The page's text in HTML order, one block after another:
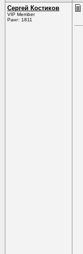
Сергей Костиков
VIP Member
Ранг: 1811